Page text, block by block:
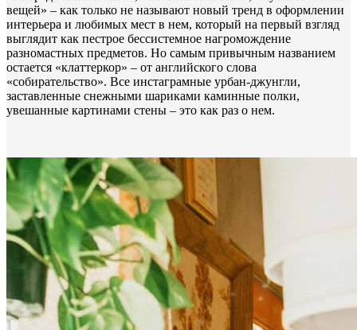
вещей» – как только не называют новый тренд в оформлении
интерьера и любимых мест в нем, который на первый взгляд
выглядит как пестрое бессистемное нагромождение
разномастных предметов. Но самым привычным названием
остается «клаттеркор» – от английского слова
«собирательство». Все инстаграмные урбан-джунгли,
заставленные снежными шариками каминные полки,
увешанные картинами стены – это как раз о нем.